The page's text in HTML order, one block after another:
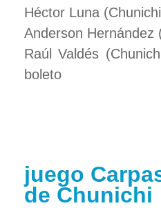
Héctor Luna
Anderson Hernández
Raúl Valdés
boleto
juego
de Chunichi